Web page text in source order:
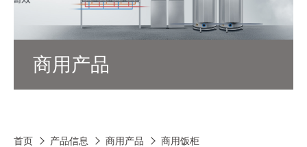
商用产品
首页 产品信息 商用产品 商用饭柜